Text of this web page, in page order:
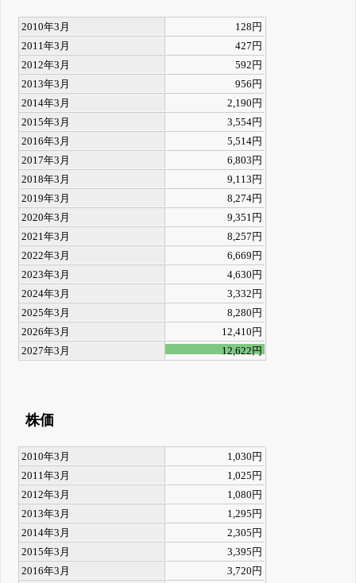
2010年3月
128円
2011年3月
427円
2012年3月
592円
2013年3月
956円
2014年3月
2,190円
2015年3月
3,554円
2016年3月
5,514円
2017年3月
6,803円
2018年3月
9,113円
2019年3月
8,274円
2020年3月
9,351円
2021年3月
8,257円
2022年3月
6,669円
2023年3月
4,630円
2024年3月
3,332円
2025年3月
8,280円
2026年3月
12,410円
2027年3月
12,622円
株価
2010年3月
1,030円
2011年3月
1,025円
2012年3月
1,080円
2013年3月
1,295円
2014年3月
2,305円
2015年3月
3,395円
2016年3月
3,720円